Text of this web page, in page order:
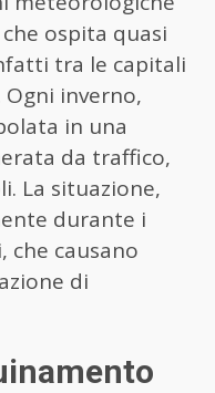
ospita quasi
tra le capitali
inverno,
in una
da traffico,
La situazione,
durante i
che causano
di